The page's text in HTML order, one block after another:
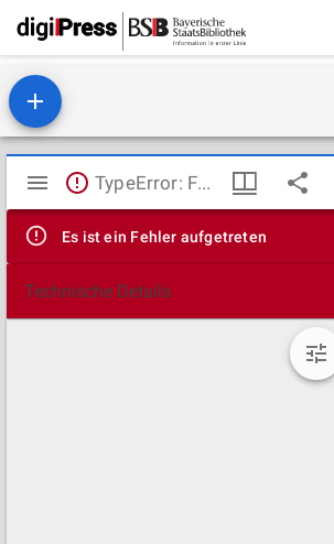
Mirador
Viewer
TypeError: Failed to fetch
Es ist ein Fehler aufgetreten
Technische Details